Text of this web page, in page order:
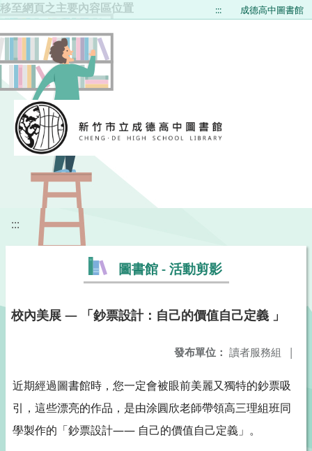
移至網頁之主要內容區位置 ::: 成德高中圖書館
:::
圖書館 - 活動剪影
校內美展 — 「鈔票設計：自己的價值自己定義 」
發布單位： 讀者服務組 |
近期經過圖書館時，您一定會被眼前美麗又獨特的鈔票吸
引，這些漂亮的作品，是由涂圓欣老師帶領高三理組班同
學製作的「鈔票設計—— 自己的價值自己定義」。